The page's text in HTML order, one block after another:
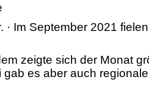
Im September 2021
zeigte sich der Monat
es aber auch